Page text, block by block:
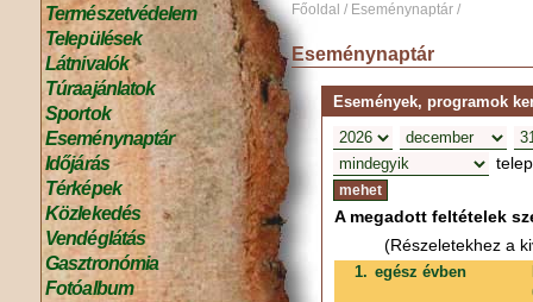
Természetvédelem
Települések
Látnivalók
Túraajánlatok
Sportok
Eseménynaptár
Időjárás
Térképek
Közlekedés
Vendéglátás
Gasztronómia
Fotóalbum
Főoldal / Eseménynaptár /
Eseménynaptár
Események, programok
A megadott feltételek
(Részeletekhez a
1. egész évben